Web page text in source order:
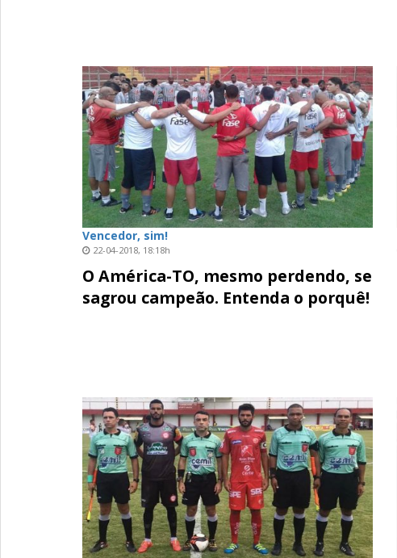
Vencedor, sim!
22-04-2018, 18:18h
O América-TO, mesmo perdendo, se
sagrou campeão. Entenda o porquê!